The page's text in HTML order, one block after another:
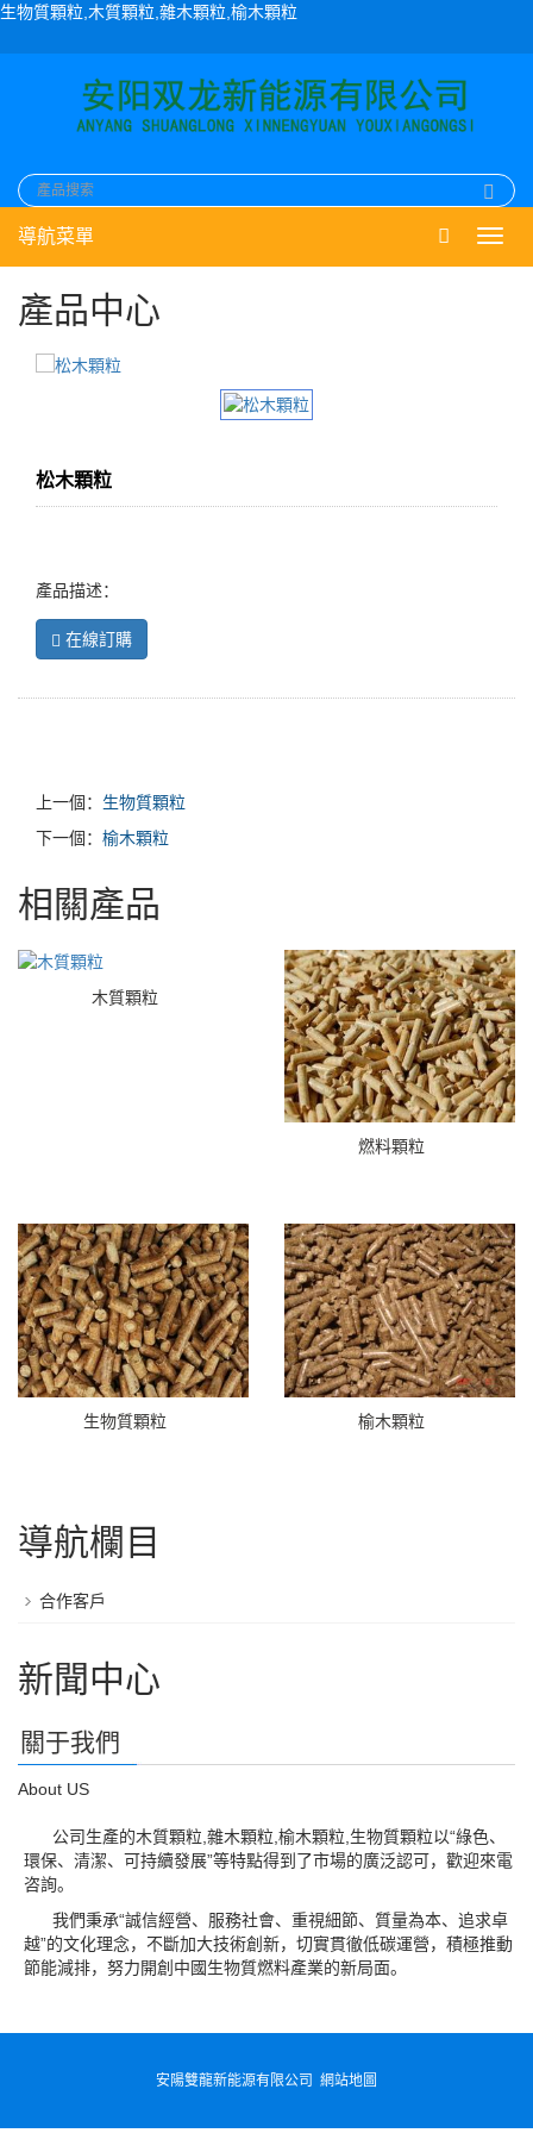
生物質顆粒,木質顆粒,雜木顆粒,榆木顆粒
導航菜單
產品中心
松木顆粒
產品描述：
在線訂購
上一個： 生物質顆粒
下一個： 榆木顆粒
相關產品
木質顆粒
燃料顆粒
生物質顆粒 榆木顆粒
導航欄目
合作客戶
新聞中心
關于我們
About US
公司生產的木質顆粒,雜木顆粒,榆木顆粒,生物質顆粒以“綠色、
環保、清潔、可持續發展”等特點得到了市場的廣泛認可，歡迎來電
咨詢。
我們秉承“誠信經營、服務社會、重視細節、質量為本、追求卓
越”的文化理念，不斷加大技術創新，切實貫徹低碳運營，積極推動
節能減排，努力開創中國生物質燃料產業的新局面。
安陽雙龍新能源有限公司 網站地圖